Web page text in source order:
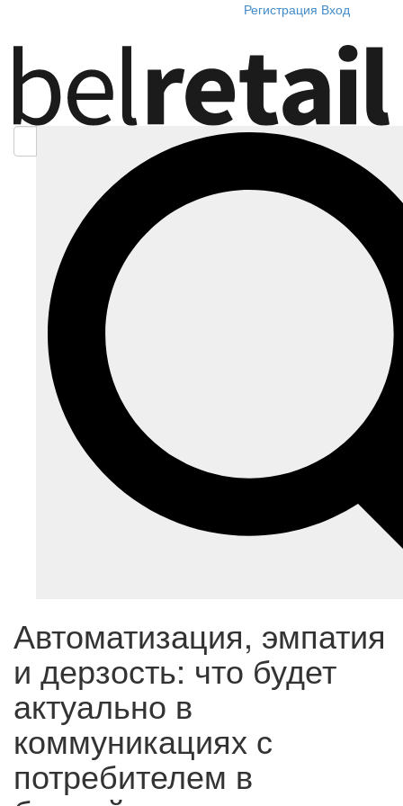
Регистрация Вход
Автоматизация, эмпатия
и дерзость: что будет
актуально в
коммуникациях с
потребителем в